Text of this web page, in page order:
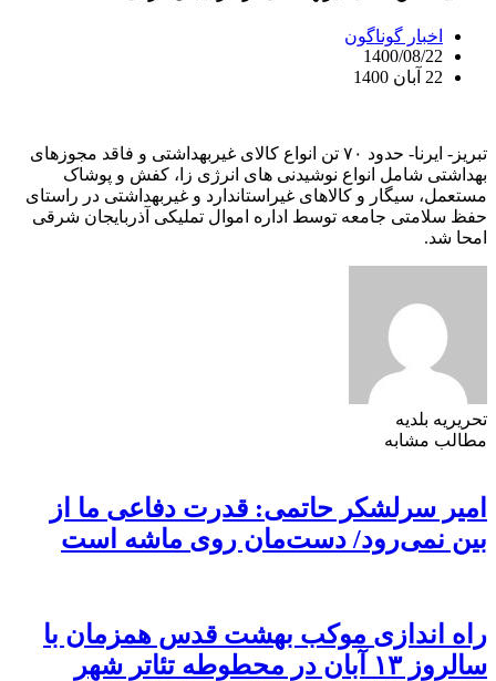
اخبار گوناگون
1400/08/22
22 آبان 1400
تبریز- ایرنا- حدود ۷۰ تن انواع کالای غیربهداشتی و فاقد مجوزهای
بهداشتی شامل انواع نوشیدنی های انرژی زا، کفش و پوشاک
مستعمل، سیگار و کالاهای غیراستاندارد و غیربهداشتی در راستای
حفظ سلامتی جامعه توسط اداره اموال تملیکی آذربایجان شرقی
امحا شد.
تحریریه بلدیه
مطالب مشابه
امیر سرلشکر حاتمی: قدرت دفاعی ما از
بین نمی‌رود/ دست‌مان روی ماشه است
راه اندازی موکب بهشت قدس همزمان با
سالروز ۱۳ آبان در محطوطه تئاتر شهر